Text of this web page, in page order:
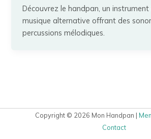
Découvrez le handpan, un
musique alternative offrant des
percussions mélodiques.
Copyright © 2026 Mon Handpan |
Contact